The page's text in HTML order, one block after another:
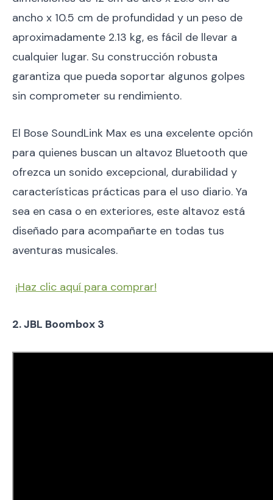
ancho x 10.5 cm de profundidad y un peso de
aproximadamente 2.13 kg, es fácil de llevar a
cualquier lugar. Su construcción robusta
garantiza que pueda soportar algunos golpes
sin comprometer su rendimiento.
El Bose SoundLink Max es una excelente opción
para quienes buscan un altavoz Bluetooth que
ofrezca un sonido excepcional, durabilidad y
características prácticas para el uso diario. Ya
sea en casa o en exteriores, este altavoz está
diseñado para acompañarte en todas tus
aventuras musicales.
¡Haz clic aquí para comprar!
2. JBL Boombox 3